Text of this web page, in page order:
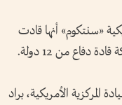
«سنتكوم» أنها قادت
دفاع من 12 دولة.
المركزية الأمريكية، براد